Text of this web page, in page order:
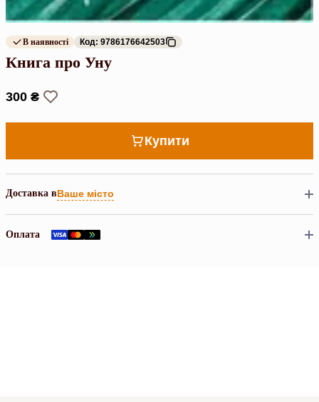
В наявності Код: 9786176642503
Книга про Уну
300 ₴
Купити
Доставка вВаше місто
Оплата